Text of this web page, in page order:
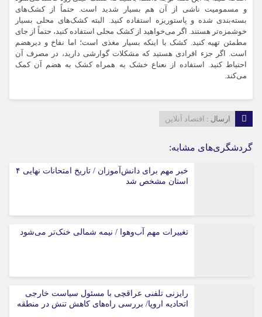
و مسمومیت ناشی از آن هم بسیار شدید است. حتماً از کشک‌های
بسته‌بندی شده و پاستوریزه استفاده کنید. البته کشک‌های محلی بسیار
خوشمزه‌تر هستند. اگر می‌خواهید از کشک محلی استفاده کنید، حتماً از جای
مطمئن تهیه کنید. کشک با اینکه بسیار مغذی است؛ اما نفاخ و دیرهضم
است. اگر جزء افرادی هستید که مشکلات گوارشی دارید، در مصرف آن
احتیاط کنید. استفاده از نعناع خشک به همراه کشک به هضم آن کمک
می‌کند.
ارسال : اقتصاد آنلاین
گردشگری‌های مشابه:
خبر مهم برای دانش‌آموزان / تاریخ امتحانات نهایی ۴
استان مشخص شد
تغییرات مهم آب‌وهوا / نیمه شمالی خنک‌تر می‌شود
رایزنی تلفنی عراقچی با مسئول سیاست خارجی
اتحادیه اروپا/ بررسی راه‌های کاهش تنش در منطقه